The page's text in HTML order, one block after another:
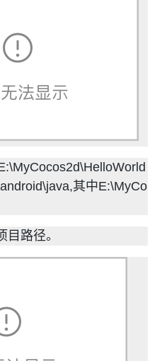
其中E:\MyCo
路径。